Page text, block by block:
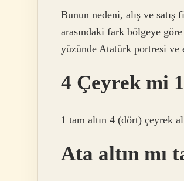
Bunun nedeni, alış ve satış
arasındaki fark bölgeye
yüzünde Atatürk portresi ve
4 Çeyrek mi
1 tam altın 4 (dört) çeyrek
Ata altın mı